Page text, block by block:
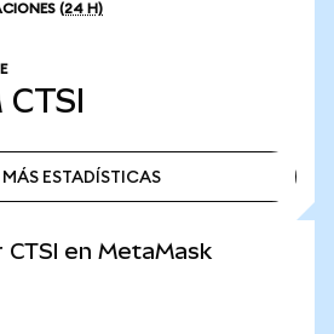
(24 H)
CTSI
MÁS ESTADÍSTICAS
en MetaMask